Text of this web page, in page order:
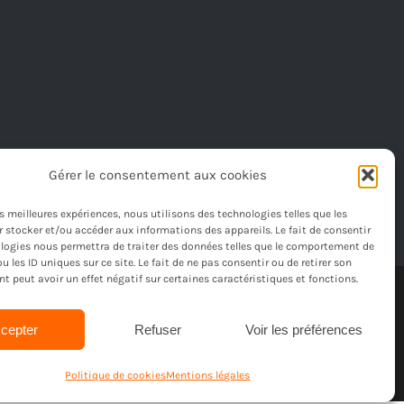
Gérer le consentement aux cookies
meilleures expériences, nous utilisons des technologies telles que les
stocker et/ou accéder aux informations des appareils. Le fait de consentir
nous permettra de traiter des données telles que le comportement de
les ID uniques sur ce site. Le fait de ne pas consentir ou de retirer son
peut avoir un effet négatif sur certaines caractéristiques et fonctions.
Refuser Voir les préférences
Politique de cookiesMentions légales